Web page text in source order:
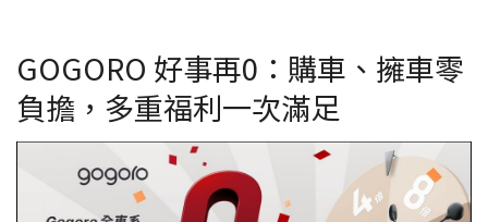
GOGORO 好事再0：購車、擁車零
負擔，多重福利一次滿足